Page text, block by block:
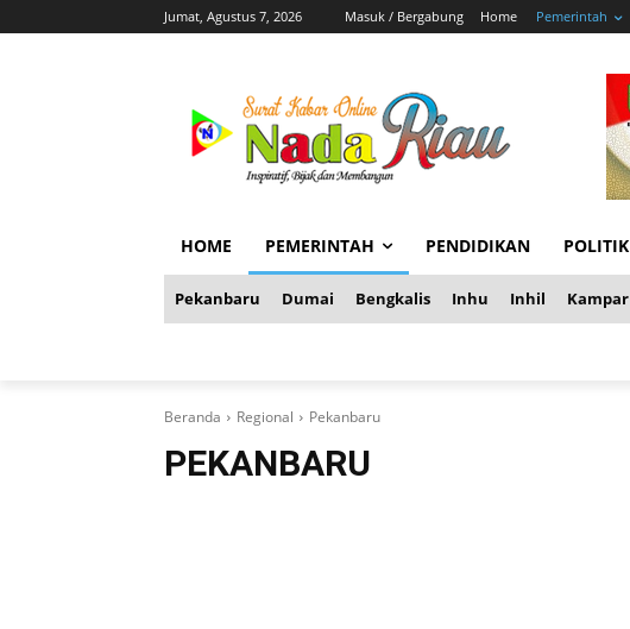
Jumat, Agustus 7, 2026 Masuk / Bergabung Home Pemerintah
HOME PEMERINTAH PENDIDIKAN POLITIK
Pekanbaru Dumai Bengkalis Inhu Inhil Kampar
Beranda Regional Pekanbaru
PEKANBARU